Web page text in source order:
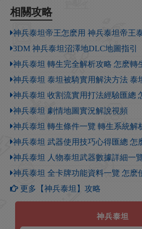
相關攻略
神兵泰坦帝王怎麽用 神兵泰坦帝王
3DM 神兵泰坦沼澤地DLC地圖指引
神兵泰坦 轉生完全解析攻略 怎麽轉
神兵泰坦 泰坦被騎實用解決方法 泰
神兵泰坦 收割流實用打法經驗匯總
神兵泰坦 劇情地圖實況解說視頻
神兵泰坦 轉生條件一覽 轉生系統解
神兵泰坦 武器使用技巧心得匯總 怎
神兵泰坦 人物泰坦武器數據詳細一
神兵泰坦 全卡牌功能資料一覽 怎麽
更多【神兵泰坦】攻略
神兵泰坦